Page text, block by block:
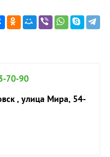
70-90
, улица Мира, 54-